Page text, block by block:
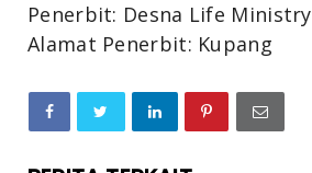
Penerbit: Desna Life Ministry
Alamat Penerbit: Kupang